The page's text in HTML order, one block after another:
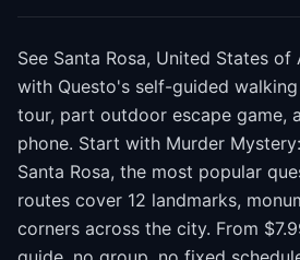
See Santa Rosa, United States
with Questo's self-guided
tour, part outdoor escape game,
phone. Start with Murder
Santa Rosa, the most popular
routes cover 12 landmarks,
corners across the city. From